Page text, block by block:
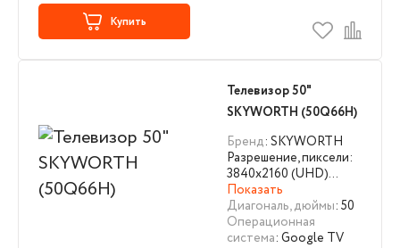
Купить
Телевизор 50"
SKYWORTH (50Q66H)
Бренд: SKYWORTH
Разрешение, пиксели:
3840х2160 (UHD)…
Показать
Диагональ, дюймы: 50
Операционная
система: Google TV